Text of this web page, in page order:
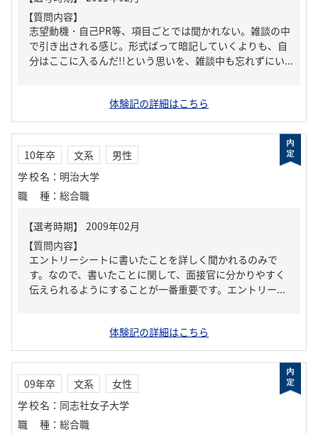
【質問内容】
志望動機・自己PR等、項目ごとでは聞かれない。雑談の中
で引き出される感じ。形式ばって暗記していくよりも、自
分はここに入るんだ!!という思いを、雑談中も忘れずにい...
体験記の詳細はこちら
10年卒 文系
男性
学校名 ： 明治大学
職種 ： 総合職
【質問内容】
エントリーシートに書いたことを詳しく聞かれるのみで
す。なので、書いたことに関して、面接官に分かりやすく
伝えられるようにすることが一番重要です。エントリー...
体験記の詳細はこちら
09年卒 文系
女性
学校名 ： 同志社女子大学
職種 ： 総合職